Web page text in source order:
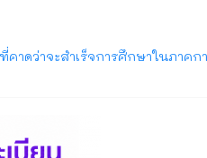
ป็นนักศึกษา ตามข้อบังคับมหาวิท
รรมวิชาการ) ประจำปีการศึกษา